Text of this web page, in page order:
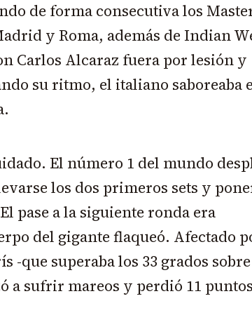
de forma consecutiva los
y Roma, además de Indian
Carlos Alcaraz fuera por lesión y
su ritmo, el italiano saboreaba
El número 1 del mundo
los dos primeros sets y
pase a la siguiente ronda era
del gigante flaqueó. Afectado
-que superaba los 33 grados
a sufrir mareos y perdió 11 puntos